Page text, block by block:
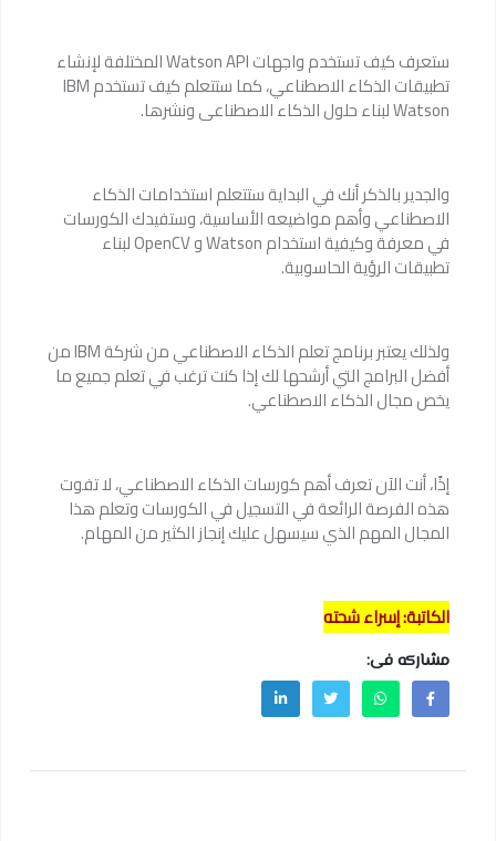
ستعرف كيف تستخدم واجهات Watson API المختلفة لإنشاء
تطبيقات الذكاء الاصطناعي، كما ستتعلم كيف تستخدم IBM
Watson لبناء حلول الذكاء الاصطناعى ونشرها.
والجدير بالذكر أنك في البداية ستتعلم استخدامات الذكاء
الاصطناعي وأهم مواضيعه الأساسية، وستفيدك الكورسات
في معرفة وكيفية استخدام Watson و OpenCV لبناء
تطبيقات الرؤية الحاسوبية.
ولذلك يعتبر برنامج تعلم الذكاء الاصطناعي من شركة IBM من
أفضل البرامج التي أرشحها لك إذا كنت ترغب في تعلم جميع ما
يخص مجال الذكاء الاصطناعي.
إذًا، أنت الآن تعرف أهم كورسات الذكاء الاصطناعي، لا تفوت
هذه الفرصة الرائعة في التسجيل في الكورسات وتعلم هذا
المجال المهم الذي سيسهل عليك إنجاز الكثير من المهام.
الكاتبة: إسراء شحته
مشاركه فى: